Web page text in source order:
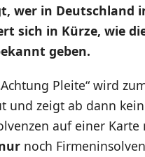
wer in Deutschland
sich in Kürze, wie
geben.
Pleite“ wird
und zeigt ab dann
auf einer Karte
noch